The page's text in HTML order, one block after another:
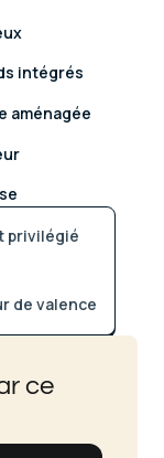
intégrés
aménagée
privilégié
de valence
ce